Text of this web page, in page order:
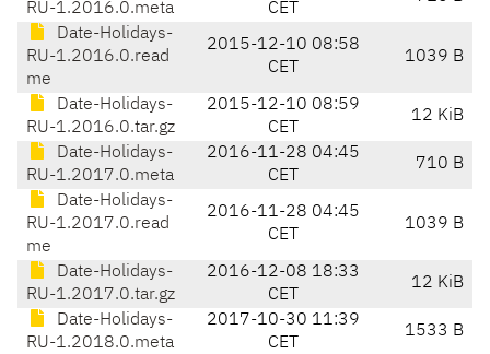
RU-1.2016.0.meta
CET
Date-Holidays-
RU-1.2016.0.read
me
2015-12-10 08:58
CET
1039 B
Date-Holidays-
RU-1.2016.0.tar.gz
2015-12-10 08:59
CET
12 KiB
Date-Holidays-
RU-1.2017.0.meta
2016-11-28 04:45
CET
710 B
Date-Holidays-
RU-1.2017.0.read
me
2016-11-28 04:45
CET
1039 B
Date-Holidays-
RU-1.2017.0.tar.gz
2016-12-08 18:33
CET
12 KiB
Date-Holidays-
RU-1.2018.0.meta
2017-10-30 11:39
CET
1533 B